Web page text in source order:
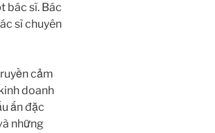
bác sĩ. Bác
sĩ chuyên
cảm
doanh
ấn đặc
những